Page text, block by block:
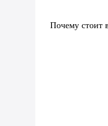
Почему стоит